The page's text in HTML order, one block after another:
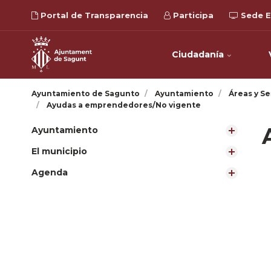
Portal de Transparencia Participa Sede
Ciudadanía
Ayuntamiento de Sagunto Ayuntamiento Áreas y
Ayudas a emprendedores/No vigente
Ayuntamiento
El municipio
Agenda